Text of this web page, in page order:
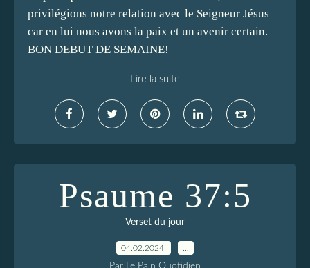
privilégions notre relation avec le Seigneur Jésus
car en lui nous avons la paix et un avenir certain.
BON DEBUT DE SEMAINE!
Lire la suite
Psaume 37:5
Verset du jour
04.02.2024
Par Le Pain Quotidien